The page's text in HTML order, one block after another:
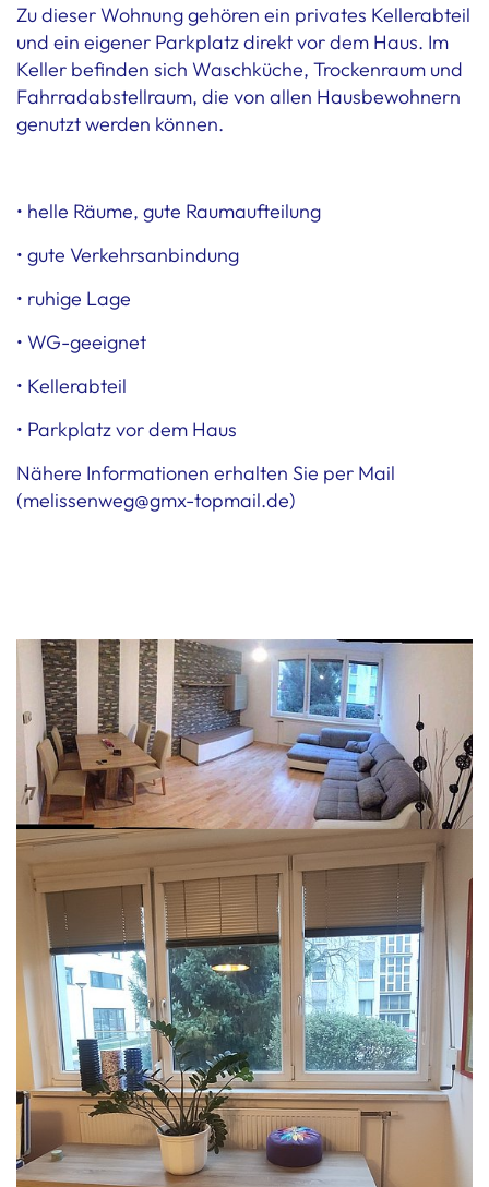
Zu dieser Wohnung gehören ein privates Kellerabteil
und ein eigener Parkplatz direkt vor dem Haus. Im
Keller befinden sich Waschküche, Trockenraum und
Fahrradabstellraum, die von allen Hausbewohnern
genutzt werden können.
• helle Räume, gute Raumaufteilung
• gute Verkehrsanbindung
• ruhige Lage
• WG-geeignet
• Kellerabteil
• Parkplatz vor dem Haus
Nähere Informationen erhalten Sie per Mail
(melissenweg@gmx-topmail.de)